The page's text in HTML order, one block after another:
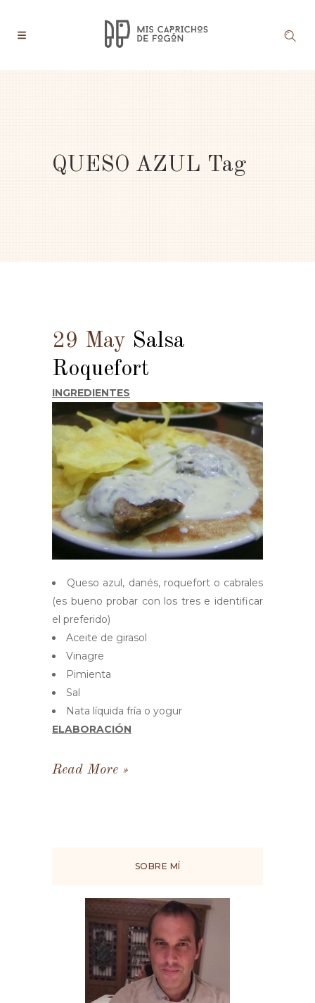
QUESO AZUL Tag
29 May Salsa
Roquefort
INGREDIENTES
Queso azul, danés, roquefort o cabrales
(es bueno probar con los tres e identificar
el preferido)
Aceite de girasol
Vinagre
Pimienta
Sal
Nata líquida fría o yogur
ELABORACIÓN
Read More
SOBRE MÍ